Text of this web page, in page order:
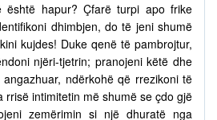
është hapur? Çfarë turpi apo frike
dhimbjen, do të jeni shumë
kujdes! Duke qenë të pambrojtur,
njëri-tjetrin; pranojeni këtë dhe
ndërkohë që rrezikoni të
rrisë intimitetin më shumë se çdo gjë
zemërimin si një dhuratë nga